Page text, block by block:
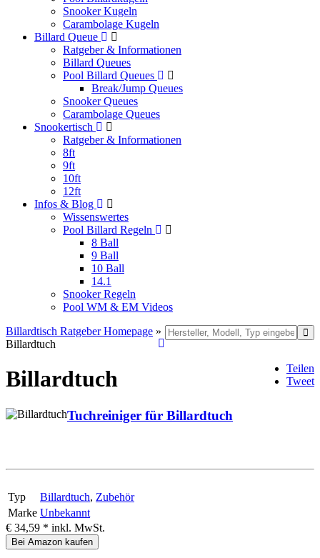
Snooker Kugeln
Carambolage Kugeln
Billard Queue
Ratgeber & Informationen
Billard Queues
Pool Billard Queues
Break/Jump Queues
Snooker Queues
Carambolage Queues
Snookertisch
Ratgeber & Informationen
8ft
9ft
10ft
12ft
Infos & Blog
Wissenswertes
Pool Billard Regeln
8 Ball
9 Ball
10 Ball
14.1
Snooker Regeln
Pool WM & EM Videos
Billardtisch Ratgeber Homepage »
Billardtuch
Teilen
Tweet
Billardtuch
Tuchreiniger für Billardtuch
Typ Billardtuch, Zubehör
Marke Unbekannt
€ 34,59 * inkl. MwSt.
Bei Amazon kaufen